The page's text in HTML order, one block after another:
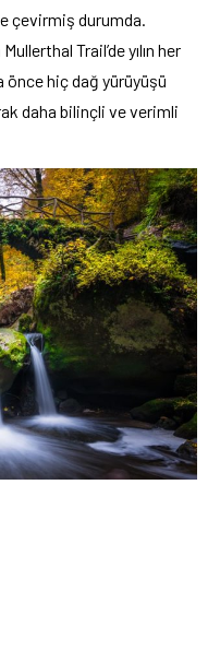
çevirmiş durumda.
Trail’de yılın her
önce hiç dağ yürüyüşü
daha bilinçli ve verimli